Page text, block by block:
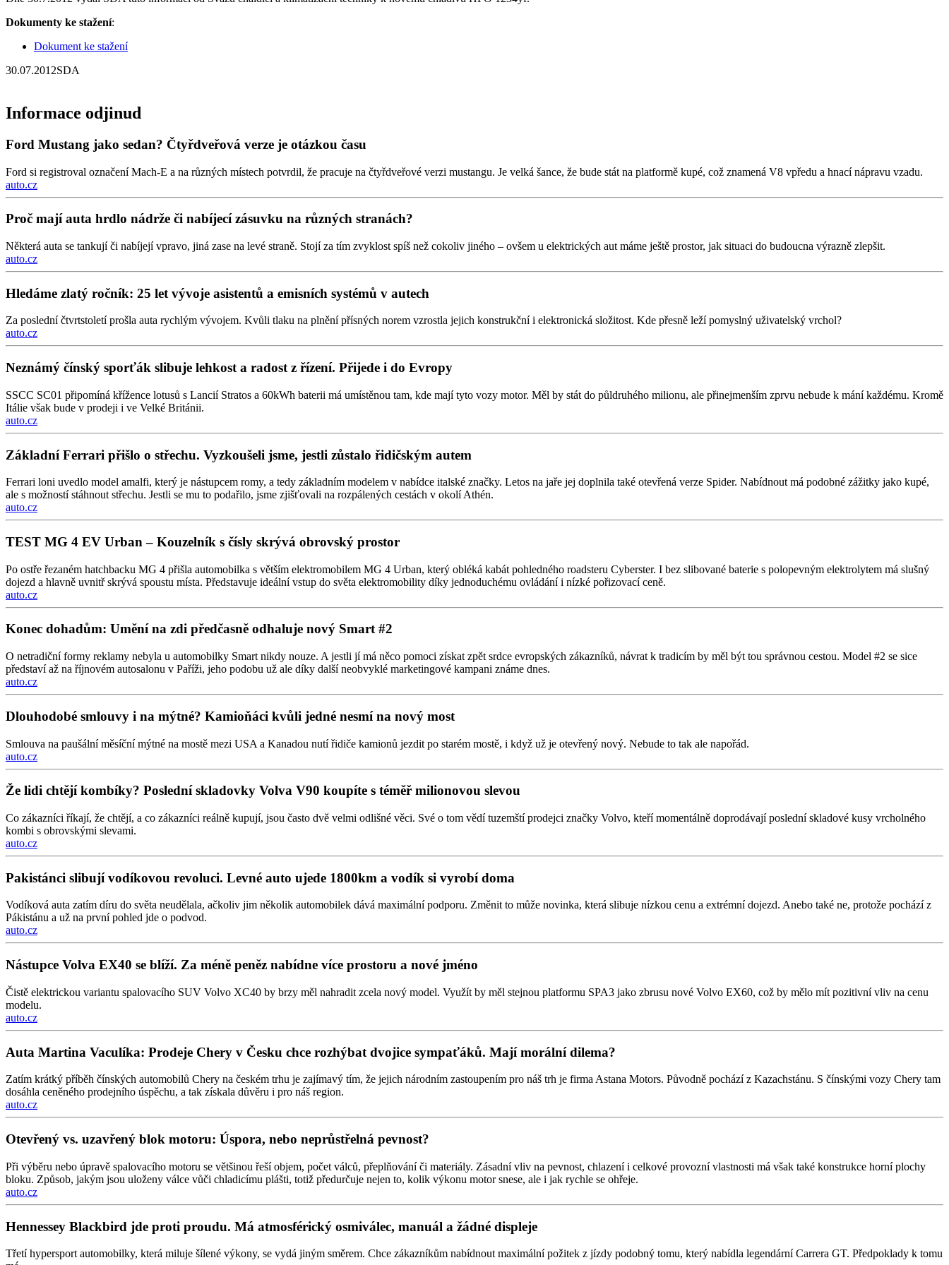
Dokumenty ke stažení:
Dokument ke stažení
30.07.2012SDA
Informace odjinud
Ford Mustang jako sedan? Čtyřdveřová verze je otázkou času
Ford si registroval označení Mach-E a na různých místech potvrdil, že pracuje na čtyřdveřové verzi mustangu. Je velká šance, že bude stát na platformě kupé, což znamená V8 vpředu a hnací nápravu vzadu.
auto.cz
Proč mají auta hrdlo nádrže či nabíjecí zásuvku na různých stranách?
Některá auta se tankují či nabíjejí vpravo, jiná zase na levé straně. Stojí za tím zvyklost spíš než cokoliv jiného – ovšem u elektrických aut máme ještě prostor, jak situaci do budoucna výrazně zlepšit.
auto.cz
Hledáme zlatý ročník: 25 let vývoje asistentů a emisních systémů v autech
Za poslední čtvrtstoletí prošla auta rychlým vývojem. Kvůli tlaku na plnění přísných norem vzrostla jejich konstrukční i elektronická složitost. Kde přesně leží pomyslný uživatelský vrchol?
auto.cz
Neznámý čínský sporťák slibuje lehkost a radost z řízení. Přijede i do Evropy
SSCC SC01 připomíná křížence lotusů s Lancií Stratos a 60kWh baterii má umístěnou tam, kde mají tyto vozy motor. Měl by stát do půldruhého milionu, ale přinejmenším zprvu nebude k mání každému. Kromě
Itálie však bude v prodeji i ve Velké Británii.
auto.cz
Základní Ferrari přišlo o střechu. Vyzkoušeli jsme, jestli zůstalo řidičským autem
Ferrari loni uvedlo model amalfi, který je nástupcem romy, a tedy základním modelem v nabídce italské značky. Letos na jaře jej doplnila také otevřená verze Spider. Nabídnout má podobné zážitky jako kupé,
ale s možností stáhnout střechu. Jestli se mu to podařilo, jsme zjišťovali na rozpálených cestách v okolí Athén.
auto.cz
TEST MG 4 EV Urban – Kouzelník s čísly skrývá obrovský prostor
Po ostře řezaném hatchbacku MG 4 přišla automobilka s větším elektromobilem MG 4 Urban, který obléká kabát pohledného roadsteru Cyberster. I bez slibované baterie s polopevným elektrolytem má slušný
dojezd a hlavně uvnitř skrývá spoustu místa. Představuje ideální vstup do světa elektromobility díky jednoduchému ovládání i nízké pořizovací ceně.
auto.cz
Konec dohadům: Umění na zdi předčasně odhaluje nový Smart #2
O netradiční formy reklamy nebyla u automobilky Smart nikdy nouze. A jestli jí má něco pomoci získat zpět srdce evropských zákazníků, návrat k tradicím by měl být tou správnou cestou. Model #2 se sice
představí až na říjnovém autosalonu v Paříži, jeho podobu už ale díky další neobvyklé marketingové kampani známe dnes.
auto.cz
Dlouhodobé smlouvy i na mýtné? Kamioňáci kvůli jedné nesmí na nový most
Smlouva na paušální měsíční mýtné na mostě mezi USA a Kanadou nutí řidiče kamionů jezdit po starém mostě, i když už je otevřený nový. Nebude to tak ale napořád.
auto.cz
Že lidi chtějí kombíky? Poslední skladovky Volva V90 koupíte s téměř milionovou slevou
Co zákazníci říkají, že chtějí, a co zákazníci reálně kupují, jsou často dvě velmi odlišné věci. Své o tom vědí tuzemští prodejci značky Volvo, kteří momentálně doprodávají poslední skladové kusy vrcholného
kombi s obrovskými slevami.
auto.cz
Pakistánci slibují vodíkovou revoluci. Levné auto ujede 1800km a vodík si vyrobí doma
Vodíková auta zatím díru do světa neudělala, ačkoliv jim několik automobilek dává maximální podporu. Změnit to může novinka, která slibuje nízkou cenu a extrémní dojezd. Anebo také ne, protože pochází z
Pákistánu a už na první pohled jde o podvod.
auto.cz
Nástupce Volva EX40 se blíží. Za méně peněz nabídne více prostoru a nové jméno
Čistě elektrickou variantu spalovacího SUV Volvo XC40 by brzy měl nahradit zcela nový model. Využít by měl stejnou platformu SPA3 jako zbrusu nové Volvo EX60, což by mělo mít pozitivní vliv na cenu
modelu.
auto.cz
Auta Martina Vaculíka: Prodeje Chery v Česku chce rozhýbat dvojice sympaťáků. Mají morální dilema?
Zatím krátký příběh čínských automobilů Chery na českém trhu je zajímavý tím, že jejich národním zastoupením pro náš trh je firma Astana Motors. Původně pochází z Kazachstánu. S čínskými vozy Chery tam
dosáhla ceněného prodejního úspěchu, a tak získala důvěru i pro náš region.
auto.cz
Otevřený vs. uzavřený blok motoru: Úspora, nebo neprůstřelná pevnost?
Při výběru nebo úpravě spalovacího motoru se většinou řeší objem, počet válců, přeplňování či materiály. Zásadní vliv na pevnost, chlazení i celkové provozní vlastnosti má však také konstrukce horní plochy
bloku. Způsob, jakým jsou uloženy válce vůči chladicímu plášti, totiž předurčuje nejen to, kolik výkonu motor snese, ale i jak rychle se ohřeje.
auto.cz
Hennessey Blackbird jde proti proudu. Má atmosférický osmiválec, manuál a žádné displeje
Třetí hypersport automobilky, která miluje šílené výkony, se vydá jiným směrem. Chce zákazníkům nabídnout maximální požitek z jízdy podobný tomu, který nabídla legendární Carrera GT. Předpoklady k tomu